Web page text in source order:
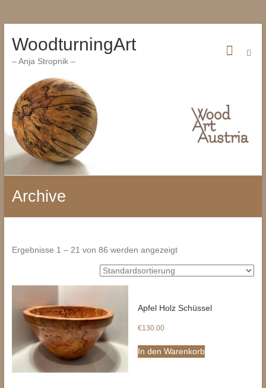
Inhalt
WoodturningArt
– Anja Stropnik –
Archive
Ergebnisse 1 – 21 von 86 werden angezeigt
Apfel Holz Schüssel
€130.00
In den Warenkorb